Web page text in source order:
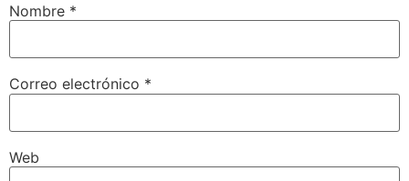
Nombre *
Correo electrónico *
Web